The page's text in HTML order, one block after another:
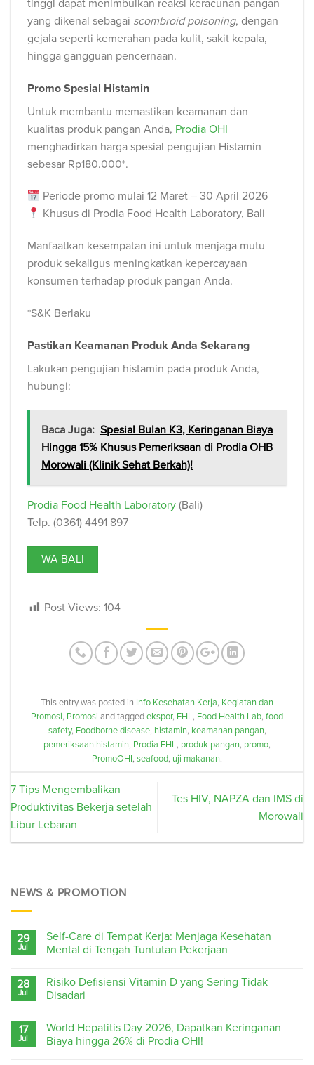
tinggi dapat menimbulkan reaksi keracunan pangan
yang dikenal sebagai scombroid poisoning, dengan
gejala seperti kemerahan pada kulit, sakit kepala,
hingga gangguan pencernaan.
Promo Spesial Histamin
Untuk membantu memastikan keamanan dan
kualitas produk pangan Anda, Prodia OHI
menghadirkan harga spesial pengujian Histamin
sebesar Rp180.000*.
Periode promo mulai 12 Maret – 30 April 2026
Khusus di Prodia Food Health Laboratory, Bali
Manfaatkan kesempatan ini untuk menjaga mutu
produk sekaligus meningkatkan kepercayaan
konsumen terhadap produk pangan Anda.
*S&K Berlaku
Pastikan Keamanan Produk Anda Sekarang
Lakukan pengujian histamin pada produk Anda,
hubungi:
Baca Juga: Spesial Bulan K3, Keringanan Biaya
Hingga 15% Khusus Pemeriksaan di Prodia OHB
Morowali (Klinik Sehat Berkah)!
Prodia Food Health Laboratory (Bali)
Telp. (0361) 4491 897
WA BALI
Post Views: 104
This entry was posted in Info Kesehatan Kerja, Kegiatan dan
Promosi, Promosi and taggedekspor, FHL, Food Health Lab, food
safety, Foodborne disease, histamin, keamanan pangan,
pemeriksaan histamin, Prodia FHL, produk pangan, promo,
PromoOHI, seafood, uji makanan.
7 Tips Mengembalikan
Produktivitas Bekerja setelah
Libur Lebaran
Tes HIV, NAPZA dan IMS di
Morowali
NEWS & PROMOTION
29
Jul
Self-Care di Tempat Kerja: Menjaga Kesehatan
Mental di Tengah Tuntutan Pekerjaan
28
Jul
Risiko Defisiensi Vitamin D yang Sering Tidak
Disadari
17
Jul
World Hepatitis Day 2026, Dapatkan Keringanan
Biaya hingga 26% di Prodia OHI!